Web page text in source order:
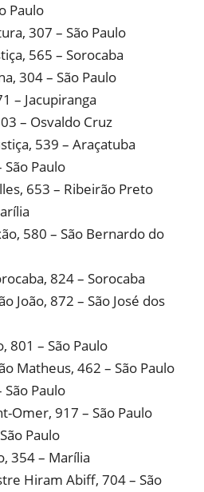
Paulo
307 – São Paulo
565 – Sorocaba
304 – São Paulo
– Jacupiranga
– Osvaldo Cruz
539 – Araçatuba
Paulo
653 – Ribeirão Preto
580 – São Bernardo do
824 – Sorocaba
João, 872 – São José dos
801 – São Paulo
Matheus, 462 – São Paulo
Paulo
Omer, 917 – São Paulo
Paulo
354 – Marília
Hiram Abiff, 704 – São